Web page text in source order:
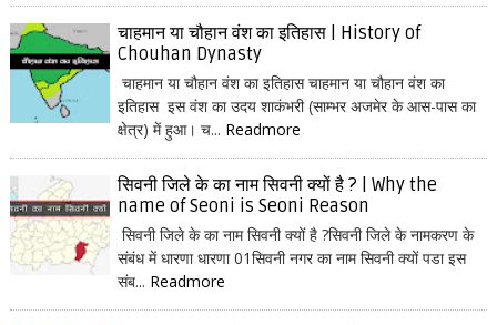
चाहमान या चौहान वंश का इतिहास | History of
Chouhan Dynasty
चाहमान या चौहान वंश का इतिहास चाहमान या चौहान वंश का
इतिहास इस वंश का उदय शाकंभरी (साम्भर अजमेर के आस-पास का
क्षेत्र) में हुआ। च... Readmore
सिवनी जिले के का नाम सिवनी क्यों है ? | Why the
name of Seoni is Seoni Reason
सिवनी जिले के का नाम सिवनी क्यों है ?सिवनी जिले के नामकरण के
संबंध में धारणा धारणा 01सिवनी नगर का नाम सिवनी क्यों पडा इस
संब... Readmore